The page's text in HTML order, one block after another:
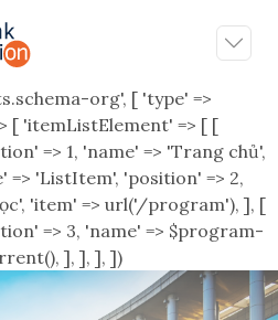
org', [ 'type' =>
[ 'itemListElement' => [ [
=> 1, 'name' => 'Trang chủ',
=> 'ListItem', 'position' => 2,
'item' => url('/program'), ], [
=> 3, 'name' => $program-
], ], ], ])